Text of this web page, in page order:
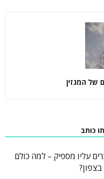
של המגזין
כותב
עליו מספיק – למה כולם